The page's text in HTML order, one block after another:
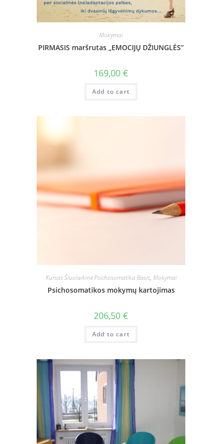
Mokymai
PIRMASIS maršrutas „EMOCIJŲ DŽIUNGLĖS”
169,00 €
Add to cart
Kursas Šiuolaikinė Psichosomatika Basic, Mokymai
Psichosomatikos mokymų kartojimas
206,50 €
Add to cart